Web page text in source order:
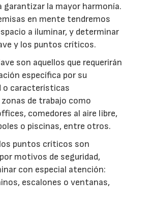
garantizar la mayor harmonía.
en mente tendremos
a iluminar, y determinar
y los puntos críticos.
son aquellos que requerirán
específica por su
o características
de trabajo como
comedores al aire libre,
o piscinas, entre otros.
puntos críticos son
motivos de seguridad,
con especial atención:
escalones o ventanas,